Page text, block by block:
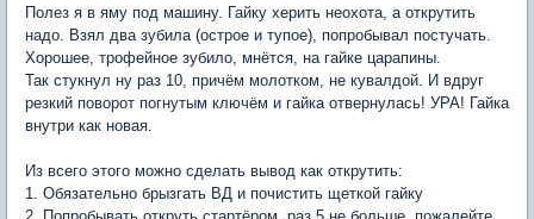
Полез я в яму под машину. Гайку херить неохота, а открутить
надо. Взял два зубила (острое и тупое), попробывал постучать.
Хорошее, трофейное зубило, мнётся, на гайке царапины.
Так стукнул ну раз 10, причём молотком, не кувалдой. И вдруг
резкий поворот погнутым ключём и гайка отвернулась! УРА! Гайка
внутри как новая.
Из всего этого можно сделать вывод как открутить:
1. Обязательно брызгать ВД и почистить щеткой гайку